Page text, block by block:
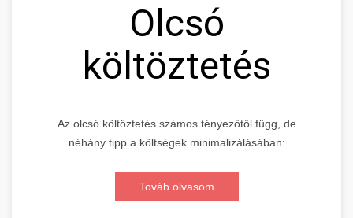
Olcsó
költöztetés
Az olcsó költöztetés számos tényezőtől függ, de
néhány tipp a költségek minimalizálásában:
Továb olvasom